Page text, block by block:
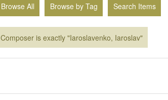
Browse All Browse by Tag Search Items
Composer is exactly "Iaroslavenko, Iaroslav"